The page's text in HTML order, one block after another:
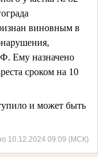
виновным в
Ему назначено
сроком на 10
и может быть
10.12.2024 09:09 (МСК)